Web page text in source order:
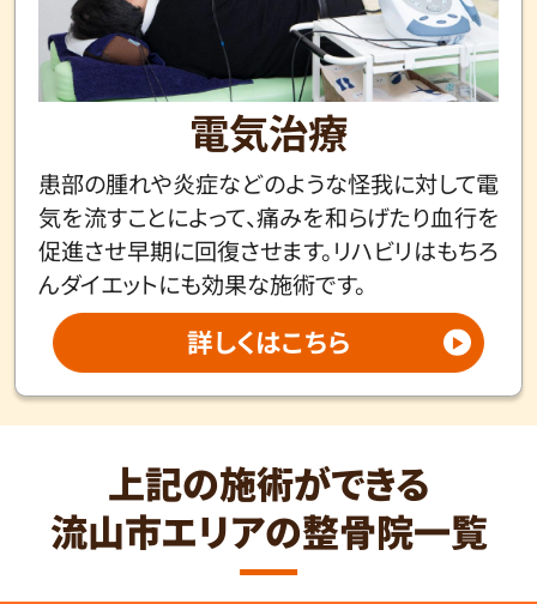
電気治療
患部の腫れや炎症などのような怪我に対して電
気を流すことによって、痛みを和らげたり血行を
促進させ早期に回復させます。リハビリはもちろ
んダイエットにも効果な施術です。
詳しくはこちら
上記の施術ができる
流山市エリアの整骨院一覧